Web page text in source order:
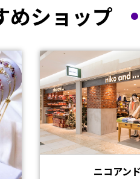
めショップ
ニコアンド